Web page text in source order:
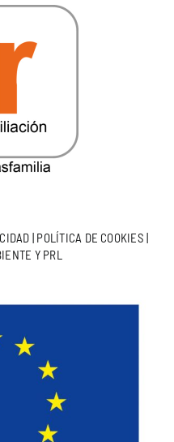
| POLÍTICA DE COOKIES |
Y PRL